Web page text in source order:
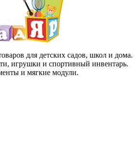
для детских садов, школ и дома.
игрушки и спортивный инвентарь.
и мягкие модули.